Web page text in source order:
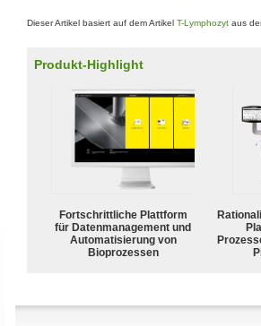
Dieser Artikel basiert auf dem Artikel T-Lymphozyt aus
Produkt-Highlight
Fortschrittliche Plattform
für Datenmanagement und
Automatisierung von
Bioprozessen